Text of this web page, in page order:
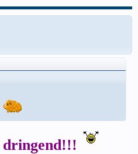
dringend!!!